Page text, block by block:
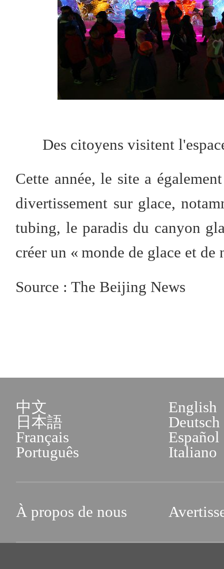
Des citoyens visitent
Cette année, le site a
divertissement sur glace,
tubing, le paradis du canyon
créer un « monde de glace et
Source : The Beijing News
中文
English
日本語
Deutsch
Français
Español
Português
Italiano
À propos de nous